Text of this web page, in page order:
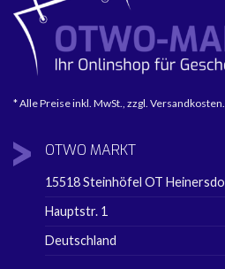
* Alle Preise inkl. MwSt., zzgl. Versandkosten.
OTWO MARKT
15518 Steinhöfel OT
Hauptstr. 1
Deutschland